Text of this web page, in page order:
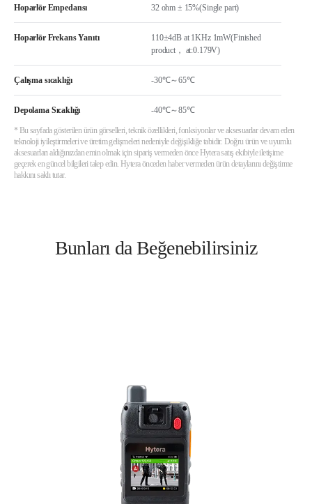
Hoparlör Empedansı 32 ohm ± 15%(Single part)
Hoparlör Frekans Yanıtı
110±4dB at 1KHz 1mW(Finished
product， at:0.179V)
Çalışma sıcaklığı -30℃～65℃
Depolama Sıcaklığı -40℃～85℃
* Bu sayfada gösterilen ürün görselleri, teknik özellikleri, fonksiyonlar ve aksesuarlar devam eden
teknoloji iyileştirmeleri ve üretim gelişmeleri nedeniyle değişikliğe tabidir. Doğru ürün ve uyumlu
aksesuarları aldığınızdan emin olmak için sipariş vermeden önce Hytera satış ekibiyle iletişime
geçerek en güncel bilgileri talep edin. Hytera önceden haber vermeden ürün detaylarını değiştirme
hakkını saklı tutar.
Bunları da Beğenebilirsiniz